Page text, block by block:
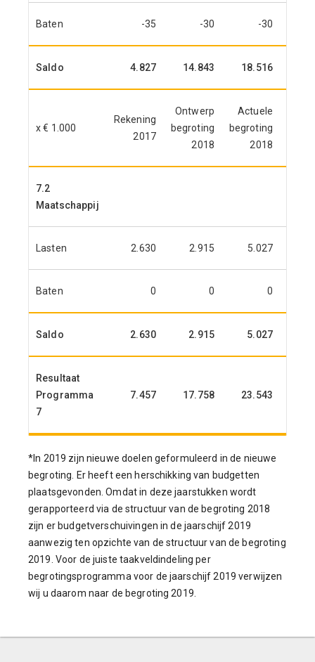
Baten -35 -30 -30
Saldo 4.827 14.843 18.516
x € 1.000
Rekening
2017
Ontwerp
begroting
2018
Actuele
begroting
2018
7.2
Maatschappij
Lasten 2.630 2.915 5.027
Baten 0 0 0
Saldo 2.630 2.915 5.027
Resultaat
Programma
7
7.457 17.758 23.543
*In 2019 zijn nieuwe doelen geformuleerd in de nieuwe
begroting. Er heeft een herschikking van budgetten
plaatsgevonden. Omdat in deze jaarstukken wordt
gerapporteerd via de structuur van de begroting 2018
zijn er budgetverschuivingen in de jaarschijf 2019
aanwezig ten opzichte van de structuur van de begroting
2019. Voor de juiste taakveldindeling per
begrotingsprogramma voor de jaarschijf 2019 verwijzen
wij u daarom naar de begroting 2019.